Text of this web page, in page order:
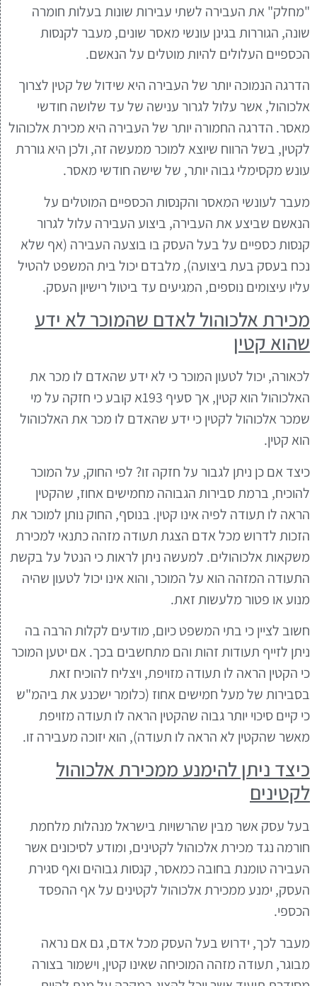
"מחלק" את העבירה לשתי עבירות שונות בעלות חומרה
שונה, הגוררות בגינן עונשי מאסר שונים, מעבר לקנסות
הכספיים העלולים להיות מוטלים על הנאשם.
הדרגה הנמוכה יותר של העבירה היא שידול של קטין לצרוך
אלכוהול, אשר עלול לגרור ענישה של עד שלושה חודשי
מאסר. הדרגה החמורה יותר של העבירה היא מכירת אלכוהול
לקטין, בשל הרווח שיוצא למוכר ממעשה זה, ולכן היא גוררת
עונש מקסימלי גבוה יותר, של שישה חודשי מאסר.
מעבר לעונשי המאסר והקנסות הכספיים המוטלים על
הנאשם שביצע את העבירה, ביצוע העבירה עלול לגרור
קנסות כספיים על בעל העסק בו בוצעה העבירה (אף שלא
נכח בעסק בעת ביצועה), מלבדם יכול בית המשפט להטיל
עליו עיצומים נוספים, המגיעים עד ביטול רישיון העסק.
מכירת אלכוהול לאדם שהמוכר לא ידע
שהוא קטין
לכאורה, יכול לטעון המוכר כי לא ידע שהאדם לו מכר את
האלכוהול הוא קטין, אך סעיף 193א קובע כי חזקה על מי
שמכר אלכוהול לקטין כי ידע שהאדם לו מכר את האלכוהול
הוא קטין.
כיצד אם כן ניתן לגבור על חזקה זו? לפי החוק, על המוכר
להוכיח, ברמת סבירות הגבוהה מחמישים אחוז, שהקטין
הראה לו תעודה לפיה אינו קטין. בנוסף, החוק נותן למוכר את
הזכות לדרוש מכל אדם הצגת תעודה מזהה כתנאי למכירת
משקאות אלכוהולים. למעשה ניתן לראות כי הנטל על בקשת
התעודה המזהה הוא על המוכר, והוא אינו יכול לטעון שהיה
מנוע או פטור מלעשות זאת.
חשוב לציין כי בתי המשפט כיום, מודעים לקלות הרבה בה
ניתן לזייף תעודות זהות והם מתחשבים בכך. אם יטען המוכר
כי הקטין הראה לו תעודה מזויפת, ויצליח להוכיח זאת
בסבירות של מעל חמישים אחוז (כלומר ישכנע את ביהמ"ש
כי קיים סיכוי יותר גבוה שהקטין הראה לו תעודה מזויפת
מאשר שהקטין לא הראה לו תעודה), הוא יזוכה מעבירה זו.
כיצד ניתן להימנע ממכירת אלכוהול
לקטינים
בעל עסק אשר מבין שהרשויות בישראל מנהלות מלחמת
חורמה נגד מכירת אלכוהול לקטינים, ומודע לסיכונים אשר
העבירה טומנת בחובה כמאסר, קנסות גבוהים ואף סגירת
העסק, ימנע ממכירת אלכוהול לקטינים על אף ההפסד
הכספי.
מעבר לכך, ידרוש בעל העסק מכל אדם, גם אם נראה
מבוגר, תעודה מזהה המוכיחה שאינו קטין, וישמור בצורה